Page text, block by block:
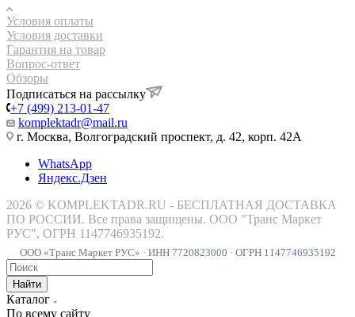
Условия оплаты
Условия доставки
Гарантия на товар
Вопрос-ответ
Обзоры
Подписаться на рассылку
+7 (499) 213-01-47
komplektadr@mail.ru
г. Москва, Волгоградский проспект, д. 42, корп. 42А
WhatsApp
Яндекс.Дзен
2026 © KOMPLEKTADR.RU - БЕСПЛАТНАЯ ДОСТАВКА
ПО РОССИИ. Все права защищены. ООО "Транс Маркет
РУС", ОГРН 1147746935192.
ООО «Транс Маркет РУС» · ИНН 7720823000 · ОГРН 1147746935192
Найти
Каталог
По всему сайту